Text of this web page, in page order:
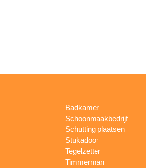
Badkamer
Schoonmaakbedrijf
Schutting plaatsen
Stukadoor
Tegelzetter
Timmerman